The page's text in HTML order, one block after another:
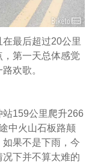
最后超过20公里
第一天总体感觉
欢歌。
159公里爬升266
中火山石板路颠
果不是下雨，今
下并不算太难的